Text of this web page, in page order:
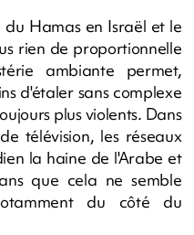
du Hamas en Israël et le
rien de proportionnelle
ambiante permet,
d'étaler sans complexe
plus violents. Dans
télévision, les réseaux
la haine de l'Arabe et
que cela ne semble
du côté du